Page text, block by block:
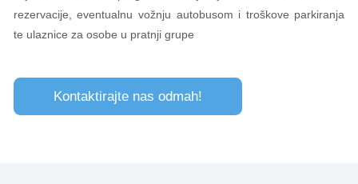
rezervacije, eventualnu vožnju autobusom i troškove parkiranja
te ulaznice za osobe u pratnji grupe
Kontaktirajte nas odmah!